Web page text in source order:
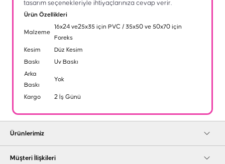
tasarım seçenekleriyle ihtiyaçlarınıza cevap verir.
Ürün Özellikleri
Malzeme
16x24 ve25x35 için PVC / 35x50 ve 50x70 için
Foreks
Kesim
Düz Kesim
Baskı
Uv Baskı
Arka
Baskı
Yok
Kargo 2 İş Günü
Ürünlerimiz
Müşteri İlişkileri